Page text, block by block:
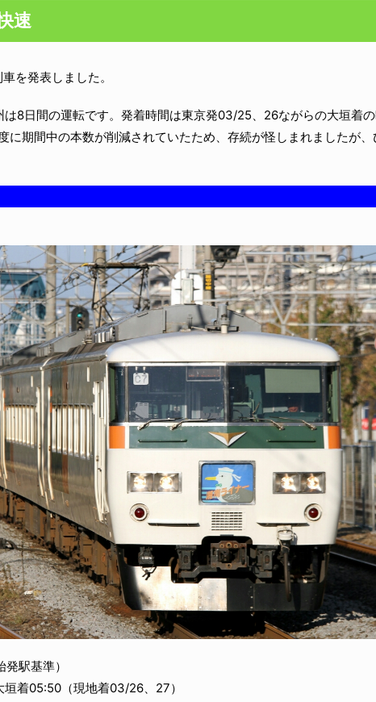
速
を発表しました。
は8日間の運転です。発着時間は東京発03/25、26ながらの大垣着
に期間中の本数が削減されていたため、存続が怪しまれましたが
駅基準）
着05:50（現地着03/26、27）